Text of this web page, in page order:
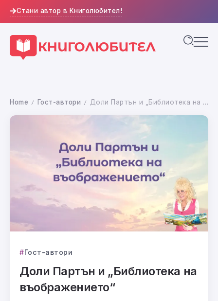
Стани автор в Книголюбител!
Home / Гост-автори / Доли Партън и „Библиотека на въображението“
Гост-автори
Доли Партън и „Библиотека на
въображението“